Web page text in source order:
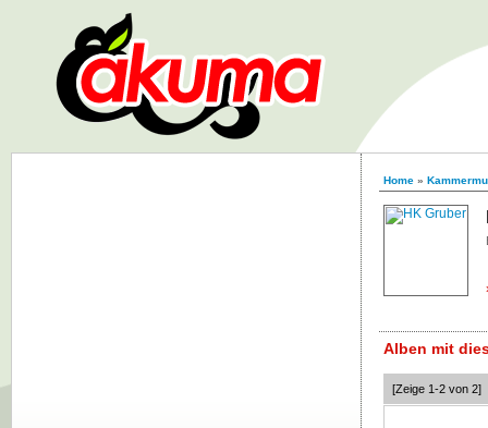
Home »
Alben mit
[Zeige 1-2 von 2]